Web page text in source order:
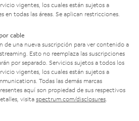
vigentes, los cuales están sujetos a
en todas las áreas. Se aplican restricciones.
cable
de una nueva suscripción para ver contenido a
Esto no reemplaza las suscripciones
por separado. Servicios sujetos a todos los
vigentes, los cuales están sujetos a
Todas las demás marcas
aquí son propiedad de sus respectivos
visita spectrum.com/disclosures